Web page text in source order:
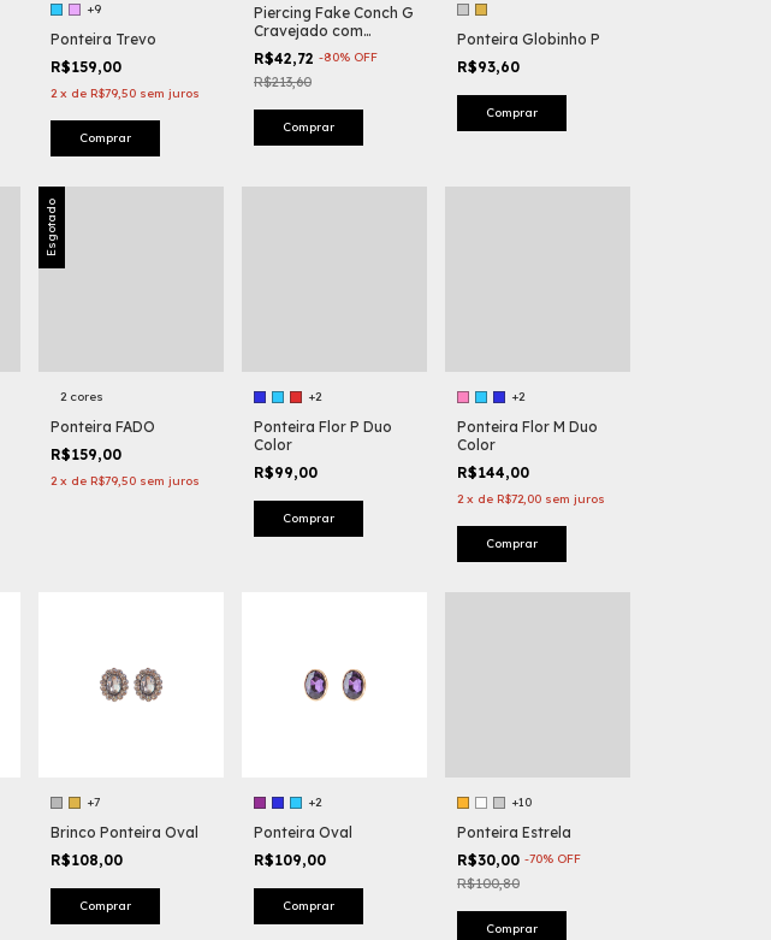
+9
Ponteira Trevo
R$159,00
2 x de R$79,50 sem juros
Comprar
Piercing Fake Conch G
Cravejado com
Zircônia
R$42,72 -80% OFF
R$213,60
Ponteira Globinho P
R$93,60
Comprar
Esgotado
2 cores
Ponteira FADO
R$159,00
2 x de R$79,50 sem juros
+2
Ponteira Flor P Duo
Color
R$99,00
Comprar
+2
Ponteira Flor M Duo
Color
R$144,00
2 x de R$72,00 sem juros
Comprar
+7
Brinco Ponteira Oval
R$108,00
Comprar
+2
Ponteira Oval
R$109,00
Comprar
+10
Ponteira Estrela
R$30,00 -70% OFF
R$100,80
Comprar